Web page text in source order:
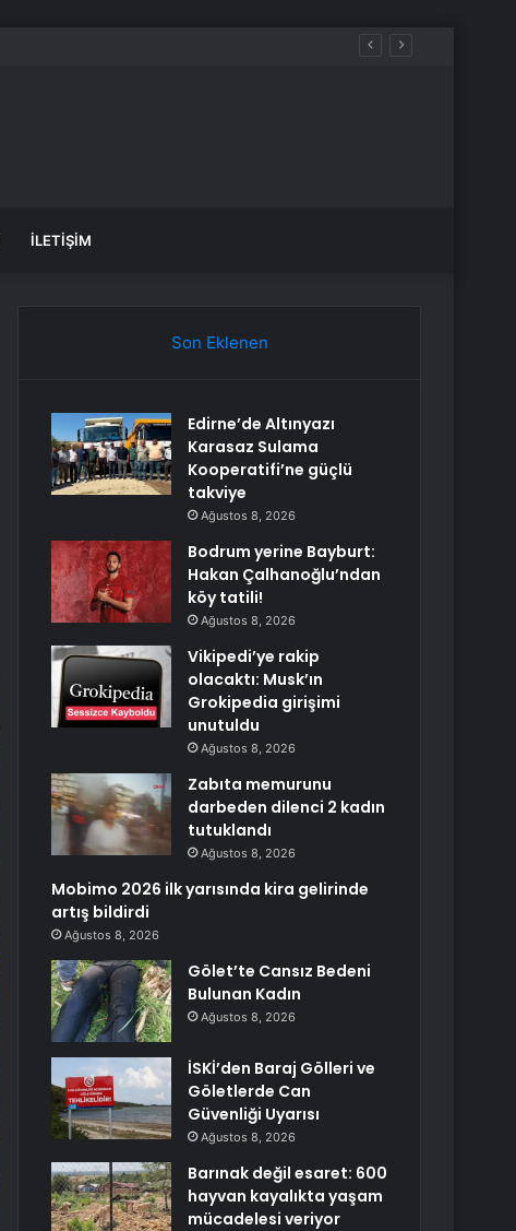
İLETIŞIM
Son Eklenen
Edirne’de Altınyazı
Karasaz Sulama
Kooperatifi’ne güçlü
takviye
Ağustos 8, 2026
Bodrum yerine Bayburt:
Hakan Çalhanoğlu’ndan
köy tatili!
Ağustos 8, 2026
Vikipedi’ye rakip
olacaktı: Musk’ın
Grokipedia girişimi
unutuldu
Ağustos 8, 2026
Zabıta memurunu
darbeden dilenci 2 kadın
tutuklandı
Ağustos 8, 2026
Mobimo 2026 ilk yarısında kira gelirinde
artış bildirdi
Ağustos 8, 2026
Gölet’te Cansız Bedeni
Bulunan Kadın
Ağustos 8, 2026
İSKİ’den Baraj Gölleri ve
Göletlerde Can
Güvenliği Uyarısı
Ağustos 8, 2026
Barınak değil esaret: 600
hayvan kayalıkta yaşam
mücadelesi veriyor